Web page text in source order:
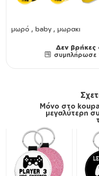
μωρό , baby , μωρακι
Δεν βρήκες
συμπλήρωσε
Μόνο στο
μεγαλύτερη